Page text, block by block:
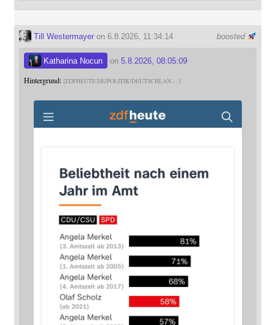
boosted
Till Westermayeron 6.8.2026, 11:34:14
Katharina Nocun on 5.8.2026, 08:05:09
Hintergrund: ZDFHEUTE.DE/POLITIK/DEUTSCHLAN